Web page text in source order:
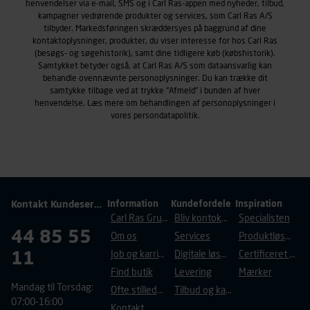
henvendelser via e-mail, SMS og i Carl Ras-appen med nyheder, tilbud,
kampagner vedrørende produkter og services, som Carl Ras A/S
tilbyder. Markedsføringen skræddersyes på baggrund af dine
kontaktoplysninger, produkter, du viser interesse for hos Carl Ras
(besøgs- og søgehistorik), samt dine tidligere køb (købshistorik).
Samtykket betyder også, at Carl Ras A/S som dataansvarlig kan
behandle ovennævnte personoplysninger. Du kan trække dit
samtykke tilbage ved at trykke "Afmeld" i bunden af hver
henvendelse. Læs mere om behandlingen af personoplysninger i
vores persondatapolitik.
Kontakt Kundeservice
44 85 55
11
Mandag til Torsdag:
07:00-16:00
Information
Carl Ras Gruppen
Om os
Job og karriere
Find butik
Ofte stillede spørgsmål
Kundefordele
Bliv kontokunde
Services
Digitale løsninger
Levering
Tilbud og kampagner
Inspiration
Specialisten
Produktløsninger
Certificeret byggeri
Mærker